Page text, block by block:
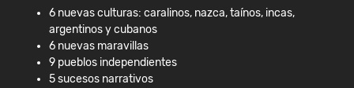
6 nuevas culturas: caralinos, nazca, taínos, incas,
argentinos y cubanos
6 nuevas maravillas
9 pueblos independientes
5 sucesos narrativos